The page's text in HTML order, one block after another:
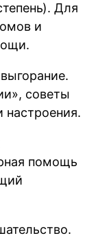
Для
и
советы
настроения.
помощь